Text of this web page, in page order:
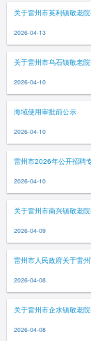
关于雷州市英利镇敬老
2026-04-13
关于雷州市乌石镇敬老
2026-04-10
海域使用审批前公示
2026-04-10
雷州市2026年公开招聘
2026-04-10
关于雷州市南兴镇敬老
2026-04-09
雷州市人民政府关于雷
2026-04-08
关于雷州市企水镇敬老
2026-04-08